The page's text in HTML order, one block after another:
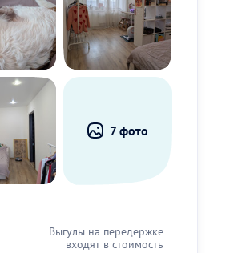
7 фото
Выгулы на передержке
входят в стоимость